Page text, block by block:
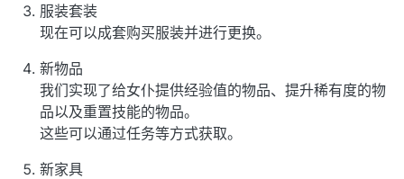
服装套装
现在可以成套购买服装并进行更换。
新物品
我们实现了给女仆提供经验值的物品、提升稀有度的物
品以及重置技能的物品。
这些可以通过任务等方式获取。
新家具